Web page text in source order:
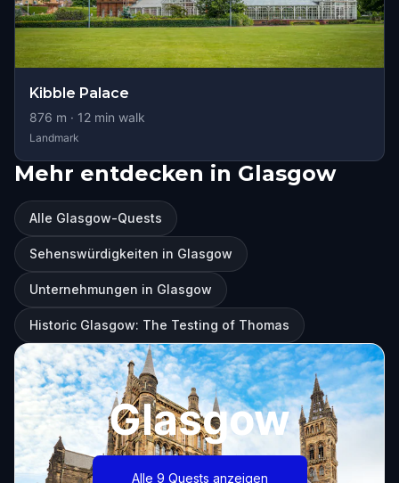
Kibble Palace
876 m · 12 min walk
Landmark
Mehr entdecken in Glasgow
Alle Glasgow-Quests
Sehenswürdigkeiten in Glasgow
Unternehmungen in Glasgow
Historic Glasgow: The Testing of Thomas
Glasgow
Alle 9 Quests anzeigen